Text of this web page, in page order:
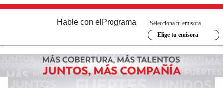
Hable con el Programa
Selecciona tu emisora
Elige tu emisora